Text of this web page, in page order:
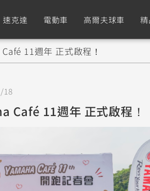
速克達 電動車 高爾夫球車
MT-09 Y-AMT
MT-07 Y-AMT
550+
CYGNUS XR
CYGNUS X
125
我的愛車
11週年 正式啟程！
18
Café 11週年 正式啟程！